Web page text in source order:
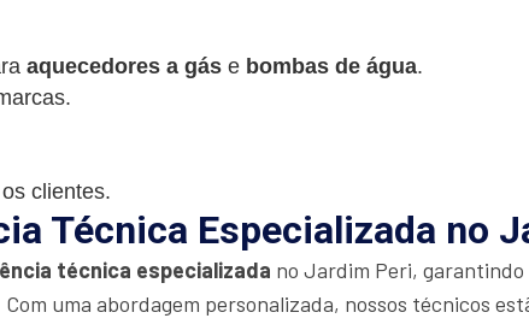
aquecedores a gás e bombas de água.
clientes.
Técnica Especializada no
técnica especializada no Jardim Peri, garantindo
Com uma abordagem personalizada, nossos técnicos